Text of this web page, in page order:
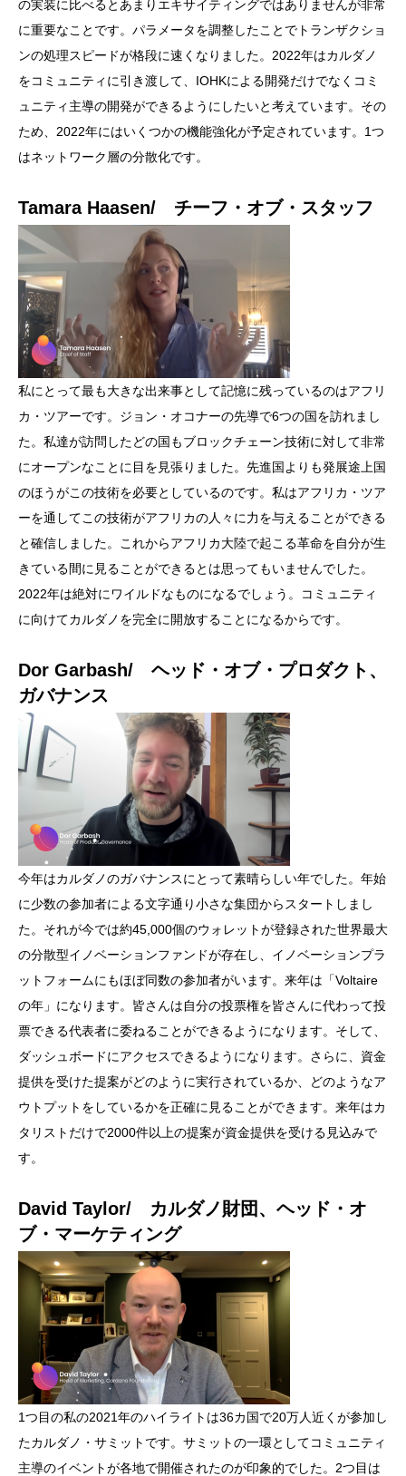
の実装に比べるとあまりエキサイティングではありませんが非常
に重要なことです。パラメータを調整したことでトランザクショ
ンの処理スピードが格段に速くなりました。2022年はカルダノ
をコミュニティに引き渡して、IOHKによる開発だけでなくコミ
ュニティ主導の開発ができるようにしたいと考えています。その
ため、2022年にはいくつかの機能強化が予定されています。1つ
はネットワーク層の分散化です。
Tamara Haasen/ チーフ・オブ・スタッフ
私にとって最も大きな出来事として記憶に残っているのはアフリ
カ・ツアーです。ジョン・オコナーの先導で6つの国を訪れまし
た。私達が訪問したどの国もブロックチェーン技術に対して非常
にオープンなことに目を見張りました。先進国よりも発展途上国
のほうがこの技術を必要としているのです。私はアフリカ・ツア
ーを通してこの技術がアフリカの人々に力を与えることができる
と確信しました。これからアフリカ大陸で起こる革命を自分が生
きている間に見ることができるとは思ってもいませんでした。
2022年は絶対にワイルドなものになるでしょう。コミュニティ
に向けてカルダノを完全に開放することになるからです。
Dor Garbash/ ヘッド・オブ・プロダクト、
ガバナンス
今年はカルダノのガバナンスにとって素晴らしい年でした。年始
に少数の参加者による文字通り小さな集団からスタートしまし
た。それが今では約45,000個のウォレットが登録された世界最大
の分散型イノベーションファンドが存在し、イノベーションプラ
ットフォームにもほぼ同数の参加者がいます。来年は「Voltaire
の年」になります。皆さんは自分の投票権を皆さんに代わって投
票できる代表者に委ねることができるようになります。そして、
ダッシュボードにアクセスできるようになります。さらに、資金
提供を受けた提案がどのように実行されているか、どのようなア
ウトプットをしているかを正確に見ることができます。来年はカ
タリストだけで2000件以上の提案が資金提供を受ける見込みで
す。
David Taylor/ カルダノ財団、ヘッド・オ
ブ・マーケティング
1つ目の私の2021年のハイライトは36カ国で20万人近くが参加し
たカルダノ・サミットです。サミットの一環としてコミュニティ
主導のイベントが各地で開催されたのが印象的でした。2つ目は